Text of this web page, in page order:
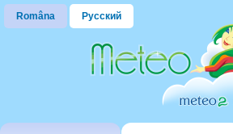
Româna Русский